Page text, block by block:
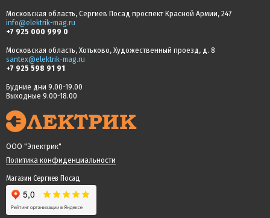
Московская область, Сергиев Посад проспект Красной Армии, 247
info@elektrik-mag.ru
+7 925 000 999 0
Московская область, Хотьково, Художественный проезд, д. 8
santex@elektrik-mag.ru
+7 925 598 91 91
Будние дни 9.00-19.00
Выходные 9.00-18.00
ООО "Электрик"
Политика конфиденциальности
Магазин Сергиев Посад